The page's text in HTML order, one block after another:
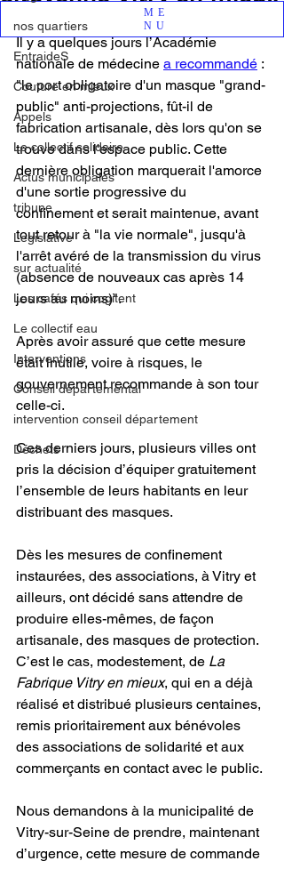
ME
NU
nos quartiers
EntraideS
Couture en mieux
Appels
Le collectif solidaire
Actus municipales
tribune
Legislative
sur actualité
Les cafés qui cogitent
Le collectif eau
Interventions
Conseil départemental
intervention conseil département
Déchets
Il y a quelques jours l’Académie
nationale de médecine a recommandé :
"le port obligatoire d'un masque "grand-
public" anti-projections, fût-il de
fabrication artisanale, dès lors qu'on se
trouve dans l'espace public. Cette
dernière obligation marquerait l'amorce
d'une sortie progressive du
confinement et serait maintenue, avant
tout retour à "la vie normale", jusqu'à
l'arrêt avéré de la transmission du virus
(absence de nouveaux cas après 14
jours au moins)".
Après avoir assuré que cette mesure
était inutile, voire à risques, le
gouvernement recommande à son tour
celle-ci.
Ces derniers jours, plusieurs villes ont
pris la décision d’équiper gratuitement
l’ensemble de leurs habitants en leur
distribuant des masques.
Dès les mesures de confinement
instaurées, des associations, à Vitry et
ailleurs, ont décidé sans attendre de
produire elles-mêmes, de façon
artisanale, des masques de protection.
C’est le cas, modestement, de La
Fabrique Vitry en mieux, qui en a déjà
réalisé et distribué plusieurs centaines,
remis prioritairement aux bénévoles
des associations de solidarité et aux
commerçants en contact avec le public.
Nous demandons à la municipalité de
Vitry-sur-Seine de prendre, maintenant
d’urgence, cette mesure de commande